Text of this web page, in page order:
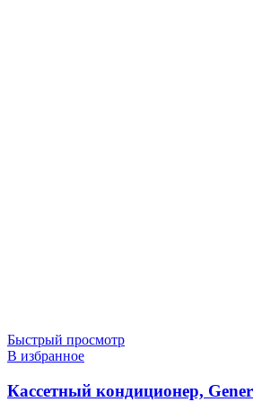
Быстрый просмотр
В избранное
Кассетный кондиционер,